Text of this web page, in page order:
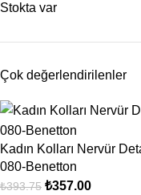
Stokta var
Çok değerlendirilenler
Kadın Kolları Nervür
080-Benetton
₺393.75 ₺357.00